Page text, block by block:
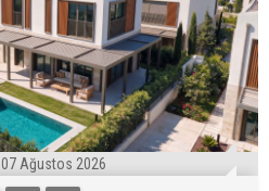
07 Ağustos 2026